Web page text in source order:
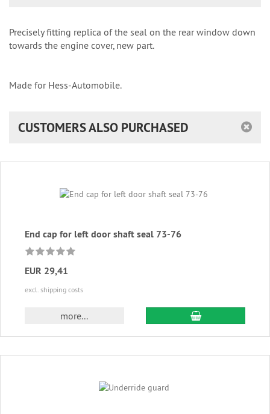
Precisely fitting replica of the seal on the rear window down
towards the engine cover, new part.
Made for Hess-Automobile.
CUSTOMERS ALSO PURCHASED
End cap for left door shaft seal 73-76
EUR 29,41
excl. shipping costs
more... add to cart